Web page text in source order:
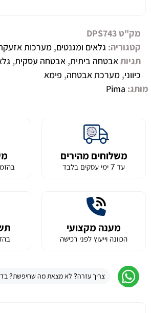
מק"ט DPS743
קטגוריה: גלאים ומגנטים, מערכות
תגיותאבטחה ביתית, אבטחה עסקית,
כיווני, מערכת אבטחה, פימא
מותג: Pima
משלוחים מהירים
עד 7 ימי עסקים בלבד
מענה מקצועי
הכוונה וייעוץ לפני רכישה
צריך עזרה? לא מצאת מה שחיפשת?